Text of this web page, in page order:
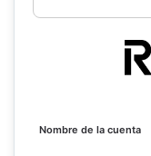
Nombre de la cuenta